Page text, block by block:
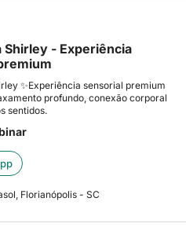
Shirley - Experiência
✨Experiência sensorial premium
profundo, conexão corporal
sentidos.
Florianópolis - SC